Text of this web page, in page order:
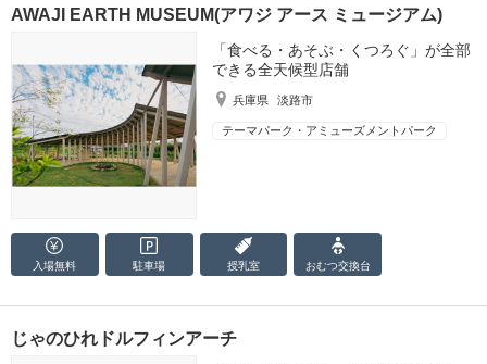
AWAJI EARTH MUSEUM(アワジ アース ミュージアム)
「食べる・あそぶ・くつろぐ」が全部
できる全天候型店舗
兵庫県 淡路市
テーマパーク・アミューズメントパーク
入場無料 駐車場 授乳室 おむつ交換台
じゃのひれドルフィンアーチ